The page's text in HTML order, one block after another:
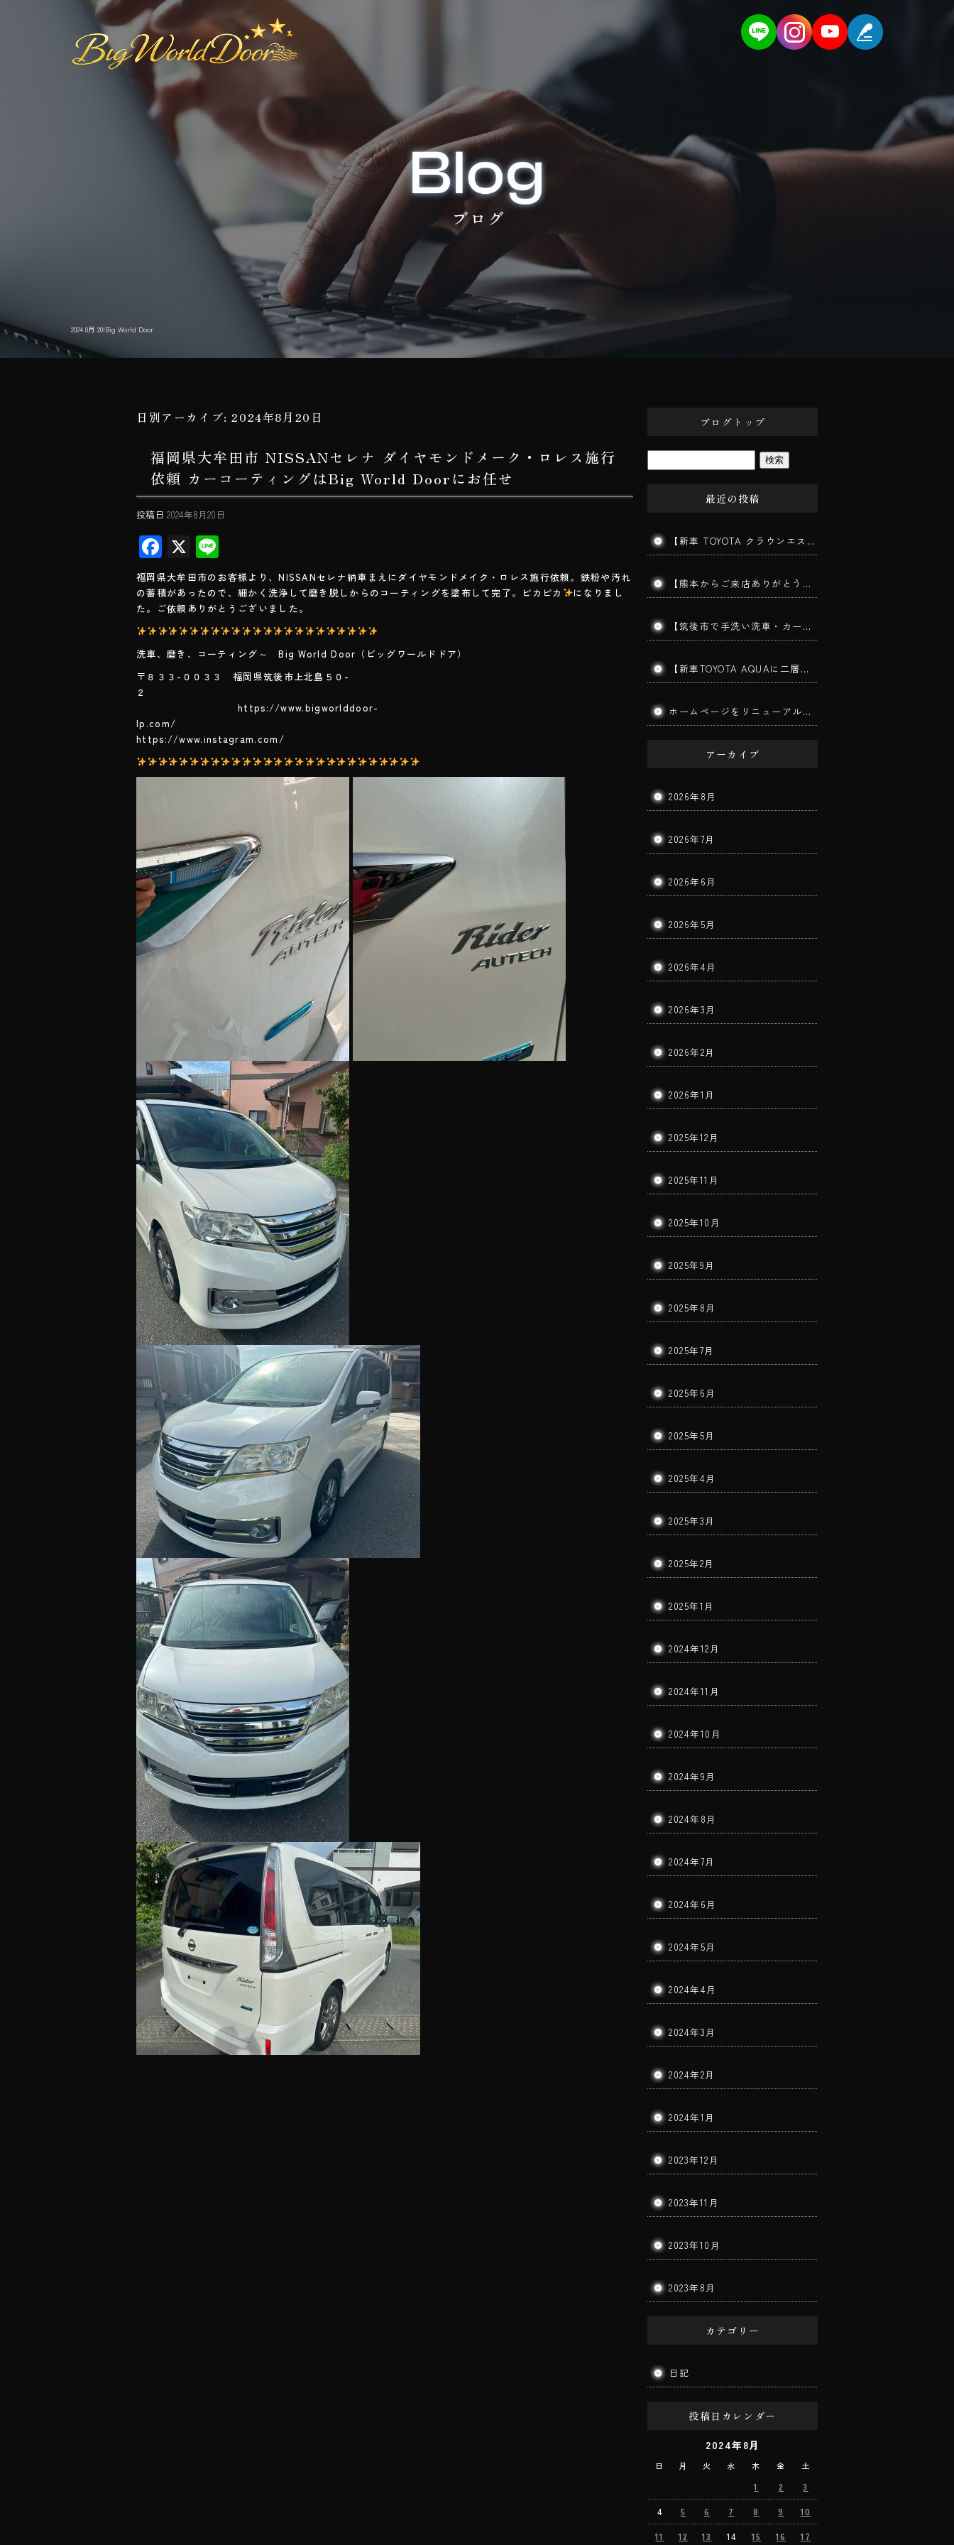
2024 8月 20|Big World Door
日別アーカイブ:2024年8月20日
福岡県大牟田市 NISSANセレナ ダイヤモンドメーク・ロレス施行
依頼 カーコーティングはBig World Doorにお任せ
投稿日 2024年8月20日
F
ac
e
b
o
ok
X
ne
福岡県大牟田市のお客様より、NISSANセレナ納車まえにダイヤモンドメイク・ロレス施行依頼。鉄粉や汚れ
の蓄積があったので、細かく洗浄して磨き脱しからのコーティングを塗布して完了。ピカピカ
になりまし
た。ご依頼ありがとうございました。
洗車、磨き、コーティング～ Big World Door（ビッグワールドドア）
〒８３３-００３３ 福岡県筑後市上北島５０-
２
https://www.bigworlddoor-
lp.com/
https://www.instagram.com/
ブログトップ
最近の投稿
【新車 TOYOTA クラウンエステート施工】202ブラックの美しさを最大限に引き出す三層ガラスコーティング｜みやま市よりご来店
【熊本からご来店ありがとうございます】手洗い洗車で愛車をリフレッシュ！コーティングを長持ちさせる秘訣とは？｜筑後市 BigWorldDoor
【筑後市で手洗い洗車・カーコーティング】MITSUBISHI TRITON｜ダイヤモンドメークワイルドEX施工車の手洗い洗車を実施しました！
【新車TOYOTA AQUAに二層ガラスコーティング施工】筑後市で新車コーティングならBigWorldDoorへ｜美しさと耐久性を長期間キープ！
ホームページをリニューアルしました。
アーカイブ
2026年8月
2026年7月
2026年6月
2026年5月
2026年4月
2026年3月
2026年2月
2026年1月
2025年12月
2025年11月
2025年10月
2025年9月
2025年8月
2025年7月
2025年6月
2025年5月
2025年4月
2025年3月
2025年2月
2025年1月
2024年12月
2024年11月
2024年10月
2024年9月
2024年8月
2024年7月
2024年6月
2024年5月
2024年4月
2024年3月
2024年2月
2024年1月
2023年12月
2023年11月
2023年10月
2023年8月
カテゴリー
日記
投稿日カレンダー
2024年8月
日 月 火 水 木 金 土
1 2 3
4 5 6 7 8 9 10
11 12 13 14 15 16 17